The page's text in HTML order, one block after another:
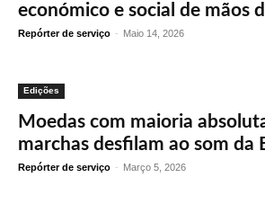
económico e social de mãos
Repórter de serviço - Maio 14, 2026
Edições
Moedas com maioria
marchas desfilam ao som da
Repórter de serviço - Março 5, 2026